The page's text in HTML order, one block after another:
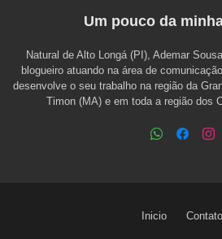
Um pouco da
Natural de Alto Longá (PI), Ademar
blogueiro atuando na área de
desenvolve o seu trabalho na região da
Timon (MA) e em toda a região dos
Inicio Contato